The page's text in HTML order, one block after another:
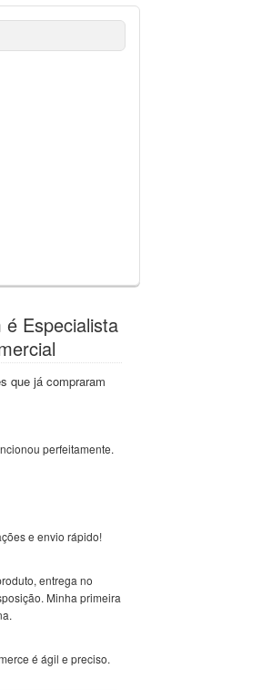
Especialista
que já compraram
perfeitamente.
e envio rápido!
entrega no
Minha primeira
é ágil e preciso.